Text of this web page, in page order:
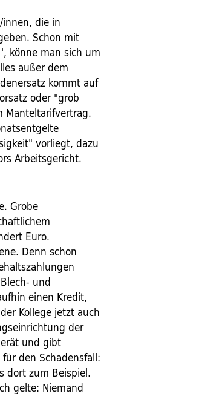
die in
Schon mit
könne man sich um
außer dem
kommt auf
oder "grob
Manteltarifvertrag.
vorliegt, dazu
Arbeitsgericht.
Grobe
Euro.
Denn schon
und
einen Kredit,
Kollege jetzt auch
der
und gibt
den Schadensfall:
dort zum Beispiel.
gelte: Niemand